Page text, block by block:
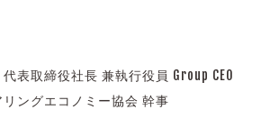
表取締役社長 兼執行役員 Group CEO
ングエコノミー協会 幹事